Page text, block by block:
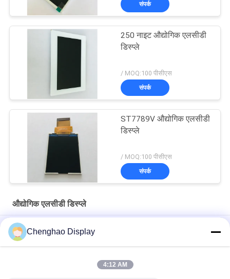
संपर्क
250 नाइट औद्योगिक एलसीडी
डिस्प्ले
/ MOQ:100 पीसीएस
संपर्क
ST7789V औद्योगिक एलसीडी
डिस्प्ले
/ MOQ:100 पीसीएस
संपर्क
औद्योगिक एलसीडी डिस्प्ले
सूर्य के प्रकाश से पठनीय MIPI DSI औद्योगिक एलसीडी डिस्प्ले ST7701S ओपन
फ्रेम Chenghao Display
4:12 AM